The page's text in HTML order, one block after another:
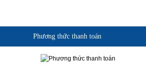
Phương thức thanh toán